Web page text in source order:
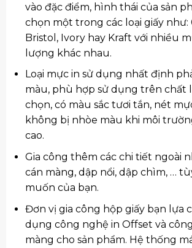
vào đặc điểm, hình thái của sản
chọn một trong các loại giấy như:
Bristol, Ivory hay Kraft với nhiều
lượng khác nhau.
Loại mực in sử dụng nhất định
màu, phù hợp sử dụng trên chất
chọn, có màu sắc tươi tắn, nét
không bị nhòe màu khi môi
cao.
Gia công thêm các chi tiết ngoài
cán màng, dập nổi, dập chìm, …
muốn của bạn.
Đơn vị gia công hộp giấy bạn lựa
dụng công nghệ in Offset và
màng cho sản phẩm. Hệ thống